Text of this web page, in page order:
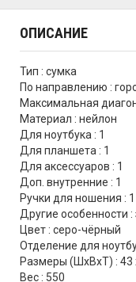
ОПИСАНИЕ
Тип : сумка
По направлению :
Максимальная
Материал : нейлон
Для ноутбука : 1
Для планшета : 1
Для аксессуаров : 1
Доп. внутренние : 1
Ручки для ношения : 1
Другие особенности
Цвет : серо-чёрный
Отделение для
Размеры (ШхВхТ) : 43
Вес : 550